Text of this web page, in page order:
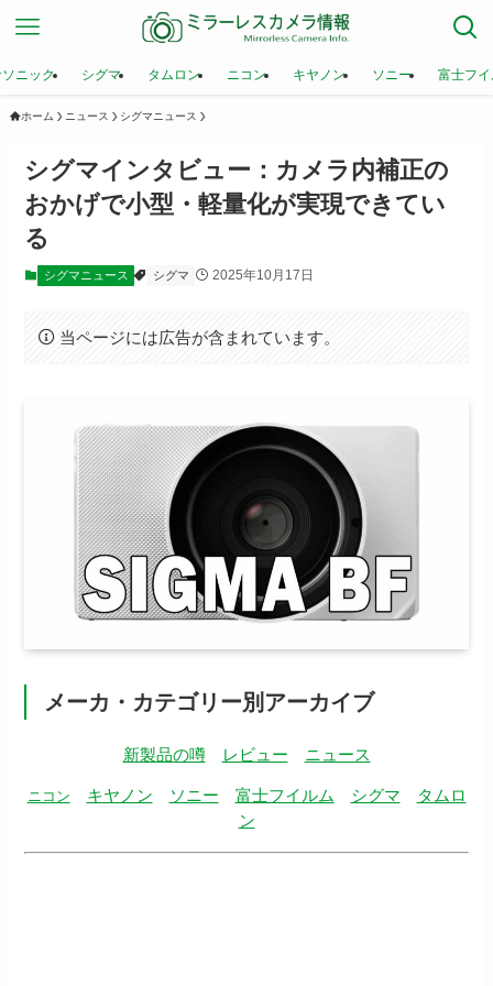
ニック シグマ タムロン ニコン キヤノン ソニー 富士フ
ホーム ニュース シグマニュース
シグマインタビュー：カメラ内補正の
おかげで小型・軽量化が実現できてい
る
シグマニュース シグマ 2025年10月17日
当ページには広告が含まれています。
メーカ・カテゴリー別アーカイブ
新製品の噂 レビュー ニュース
ニコン キヤノン ソニー 富士フイルム シグマ
タムロ
ン